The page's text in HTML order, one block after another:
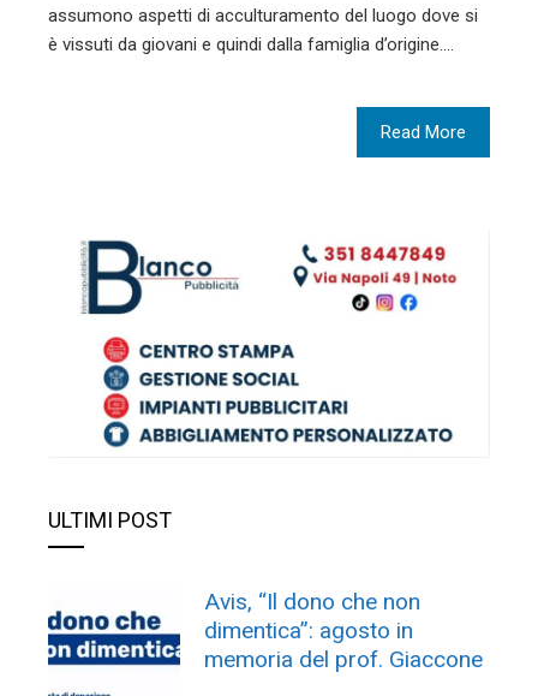
assumono aspetti di acculturamento del luogo dove si
è vissuti da giovani e quindi dalla famiglia d’origine.…
Read More
ULTIMI POST
Avis, “Il dono che non
dimentica”: agosto in
memoria del prof. Giaccone